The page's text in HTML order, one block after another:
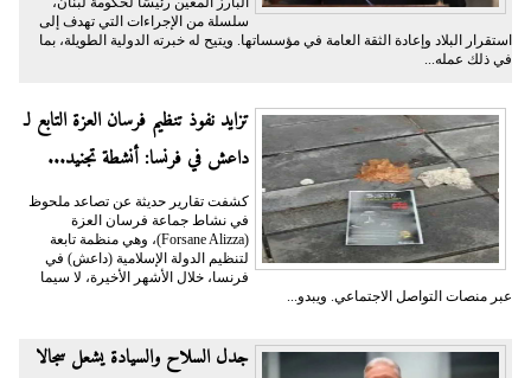
سلسلة من الإجراءات التي تهدف إلى
استقرار البلاد وإعادة الثقة العامة في مؤسساتها. ويتيح له خبرته الدولية الطويلة، بما
في ذلك عمله...
تزايد نفوذ تنظيم فرسان العزة التابع لـ
داعش في فرنسا: أنشطة تجنيد...
كشفت تقارير حديثة عن تصاعد ملحوظ
في نشاط جماعة فرسان العزة
(Forsane Alizza)، وهي منظمة تابعة
لتنظيم الدولة الإسلامية (داعش) في
فرنسا، خلال الأشهر الأخيرة، لا سيما
عبر منصات التواصل الاجتماعي. ويبدو...
جدل السلاح والسيادة يشعل سجالا